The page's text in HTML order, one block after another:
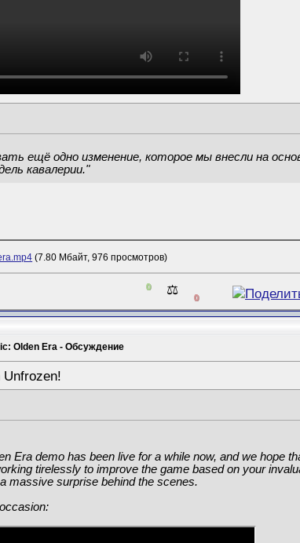
ещё одно изменение, которое мы внесли на
кавалерии."
(7.80 Мбайт, 976 просмотров)
0 ⚖️ 0
Olden Era - Обсуждение
Unfrozen!
Era demo has been live for a while now, and we hope
tirelessly to improve the game based on your
massive surprise behind the scenes.